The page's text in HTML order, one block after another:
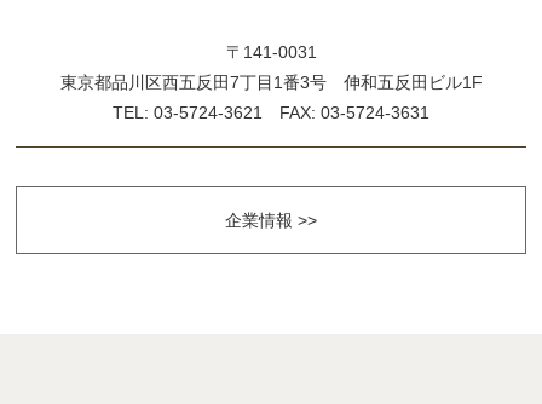
〒141-0031
東京都品川区西五反田7丁目1番3号 伸和五反田ビル1F
TEL: 03-5724-3621 FAX: 03-5724-3631
企業情報 >>